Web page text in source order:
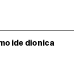
ide dionica